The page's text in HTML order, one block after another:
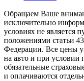
Обращаем Ваше
исключительно
условиях не является
положениями статьи
Федерации. Все цены
на авто и при условии
обязательные
и оплачиваются